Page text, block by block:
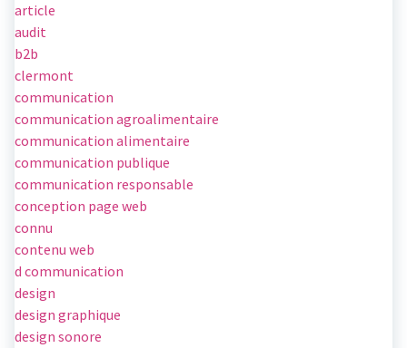
article
audit
b2b
clermont
communication
communication agroalimentaire
communication alimentaire
communication publique
communication responsable
conception page web
connu
contenu web
d communication
design
design graphique
design sonore